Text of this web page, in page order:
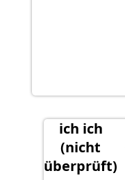
ich ich
(nicht
überprüft)